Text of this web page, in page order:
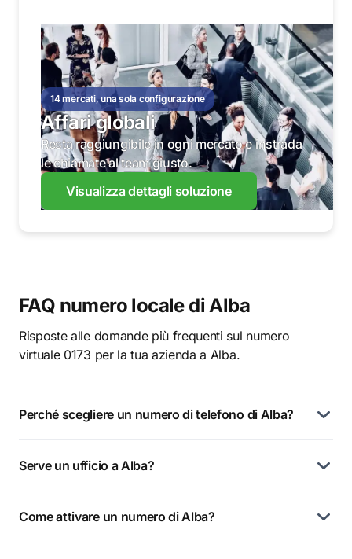
14 mercati, una sola configurazione
Affari globali
Resta raggiungibile in ogni mercato e instrada
le chiamate al team giusto.
Visualizza dettagli soluzione
FAQ numero locale di Alba
Risposte alle domande più frequenti sul numero
virtuale 0173 per la tua azienda a Alba.
Perché scegliere un numero di telefono di Alba?
Serve un ufficio a Alba?
Come attivare un numero di Alba?